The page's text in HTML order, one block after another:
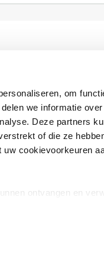
om
we informatie
Deze partners
of die ze
cookievoorkeuren
ontvangen en